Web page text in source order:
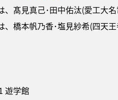
、髙見真己･田中佑汰(愛工大
、橋本帆乃香･塩見紗希(四天
遊学館